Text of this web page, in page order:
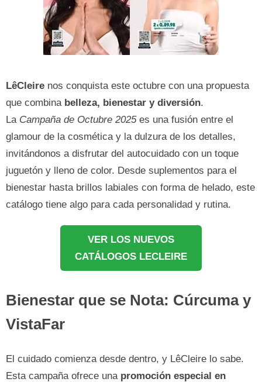
LêCleire nos conquista este octubre con una propuesta
que combina belleza, bienestar y diversión.
La Campaña de Octubre 2025es una fusión entre el
glamour de la cosmética y la dulzura de los detalles,
invitándonos a disfrutar del autocuidado con un toque
juguetón y lleno de color. Desde suplementos para el
bienestar hasta brillos labiales con forma de helado, este
catálogo tiene algo para cada personalidad y rutina.
VER LOS NUEVOS
CATÁLOGOS LECLEIRE
Bienestar que se Nota: Cúrcuma y
VistaFar
El cuidado comienza desde dentro, y LêCleire lo sabe.
Esta campaña ofrece una promoción especial en